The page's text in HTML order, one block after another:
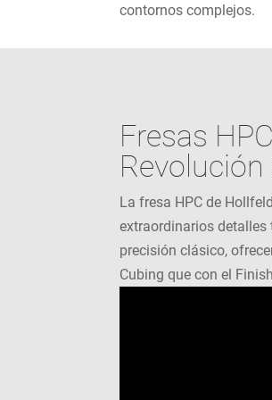
contornos complejos.
Fresas
La fresa HPC de
extraordinarios detalles
precisión clásico,
Cubing que con el